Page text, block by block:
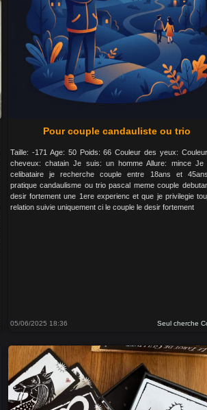
Pour couple candauliste ou trio
Taille: -171 Age: 50 Poids: 66 Couleur des yeux:
cheveux: chatain Je suis: un homme Allure: mince Je
celibataire je recherche couple entre 18ans et
pratique candaulisme ou trio pascal meme couple
desir fortement une 1ere experienc et que je privilegie
relation suivie uniquement ci le couple le desir fortement
05/06/2025 18:36 Seul cherche